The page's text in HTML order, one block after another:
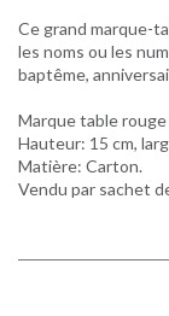
Ce grand marque-
les noms ou les
baptême,
Marque table rouge
Hauteur: 15 cm,
Matière: Carton.
Vendu par sachet